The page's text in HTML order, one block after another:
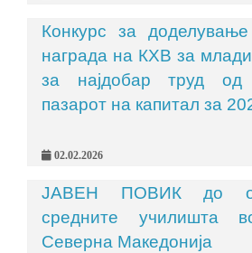
Конкурс за
награда на КХВ за
за најдобар труд од
пазарот на капитал за
02.02.2026
ЈАВЕН ПОВИК до
средните училишта
Северна Македонија